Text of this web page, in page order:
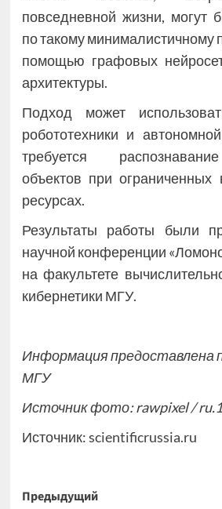
повседневной жизни, могут
по такому минималистичному
помощью графовых
архитектуры.
Подход может
робототехники и
требуется
объектов при ограниченных
ресурсах.
Результаты работы были
научной конференции
на факультете
кибернетики МГУ.
Информация предоставлена
МГУ
Источник фото: rawpixel /
Источник:scientificrussia.ru
Навигация
Предыдущий